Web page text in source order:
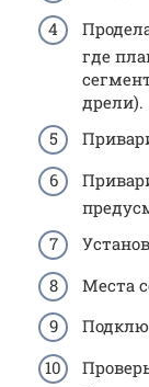
где
дрели).
Места